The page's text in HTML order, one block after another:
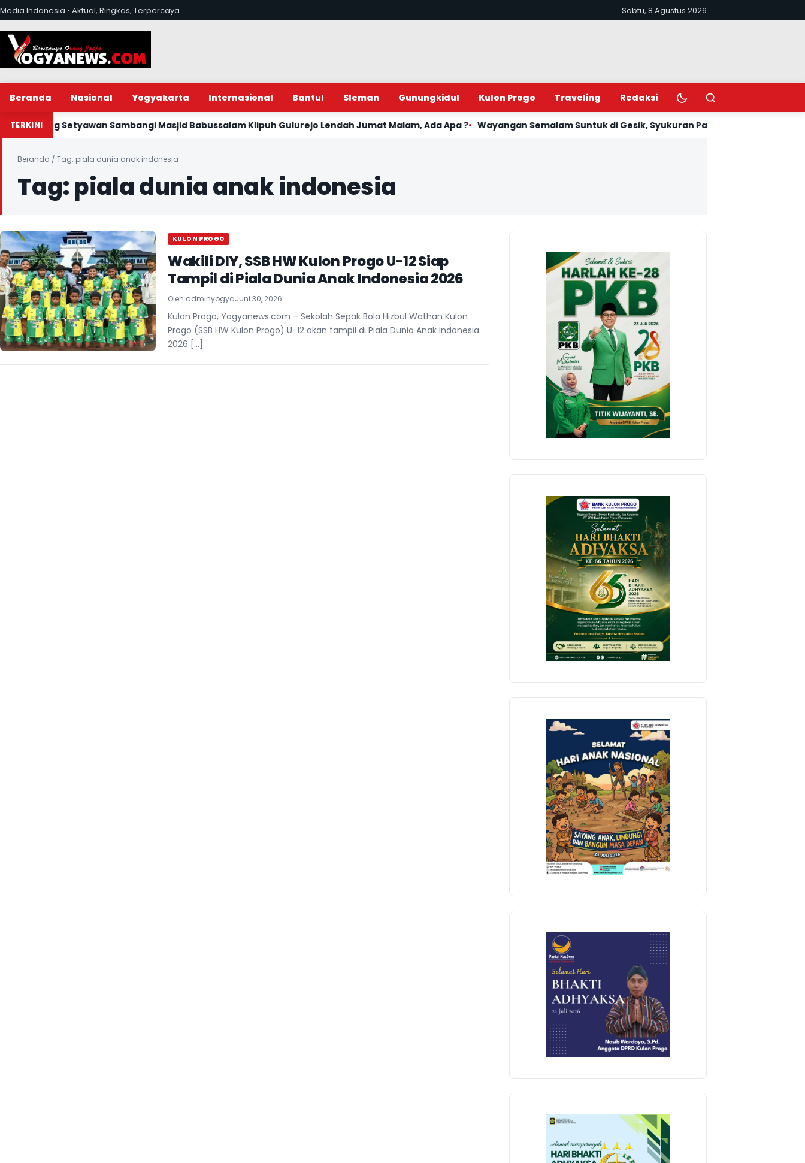
Lewati ke konten
Media Indonesia • Aktual, Ringkas, Terpercaya Sabtu, 8 Agustus 2026
Beranda Nasional Yogyakarta Internasional Bantul Sleman Gunungkidul Kulon Progo Traveling Redaksi
TERKINI
Sambangi Masjid Babussalam Klipuh Gulurejo Lendah Jumat Malam, Ada Apa ? Wayangan Semalam Suntuk di Gesik, Syukuran Panen Melimpah dan Balai Padukuhan
Beranda / Tag: piala dunia anak indonesia
Tag:piala dunia anak indonesia
KULON PROGO
Wakili DIY, SSB HW Kulon Progo U-12 Siap
Tampil di Piala Dunia Anak Indonesia 2026
Oleh adminyogyaJuni 30, 2026
Kulon Progo, Yogyanews.com – Sekolah Sepak Bola Hizbul Wathan Kulon
Progo (SSB HW Kulon Progo) U-12 akan tampil di Piala Dunia Anak Indonesia
2026 […]